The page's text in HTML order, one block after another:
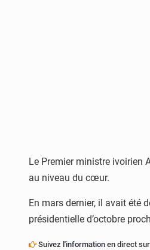
Le Premier ministre ivoirien
au niveau du cœur.
En mars dernier, il avait été
présidentielle d’octobre
Suivez l'information en direct